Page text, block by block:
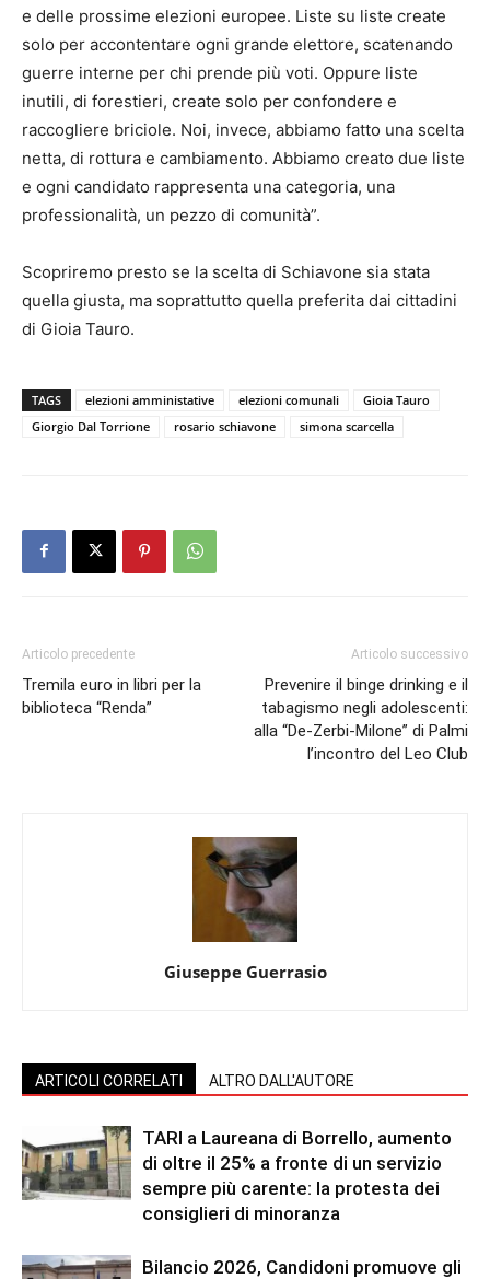
e delle prossime elezioni europee. Liste su liste create
solo per accontentare ogni grande elettore, scatenando
guerre interne per chi prende più voti. Oppure liste
inutili, di forestieri, create solo per confondere e
raccogliere briciole. Noi, invece, abbiamo fatto una scelta
netta, di rottura e cambiamento. Abbiamo creato due liste
e ogni candidato rappresenta una categoria, una
professionalità, un pezzo di comunità”.
Scopriremo presto se la scelta di Schiavone sia stata
quella giusta, ma soprattutto quella preferita dai cittadini
di Gioia Tauro.
TAGS elezioni amministative elezioni comunali
Gioia Tauro
Giorgio Dal Torrione
rosario schiavone simona scarcella
Articolo precedente
Tremila euro in libri per la
biblioteca “Renda”
Articolo successivo
Prevenire il binge drinking e il
tabagismo negli adolescenti:
alla “De-Zerbi-Milone” di Palmi
l’incontro del Leo Club
Giuseppe Guerrasio
ARTICOLI CORRELATI ALTRO DALL'AUTORE
TARI a Laureana di Borrello, aumento
di oltre il 25% a fronte di un servizio
sempre più carente: la protesta dei
consiglieri di minoranza
Bilancio 2026, Candidoni promuove gli